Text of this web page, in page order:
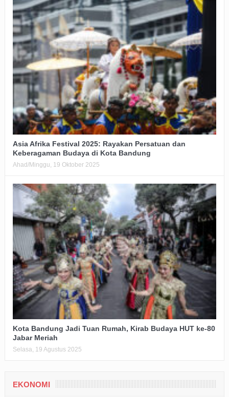
Asia Afrika Festival 2025: Rayakan Persatuan dan
Keberagaman Budaya di Kota Bandung
Ahad/Minggu, 19 Oktober 2025
Kota Bandung Jadi Tuan Rumah, Kirab Budaya HUT ke-80
Jabar Meriah
Selasa, 19 Agustus 2025
EKONOMI